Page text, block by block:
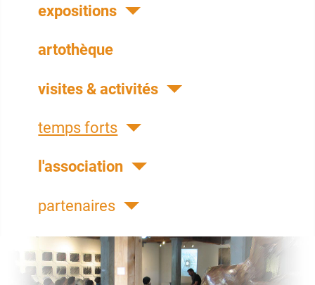
expositions
artothèque
visites & activités
temps forts
l'association
partenaires